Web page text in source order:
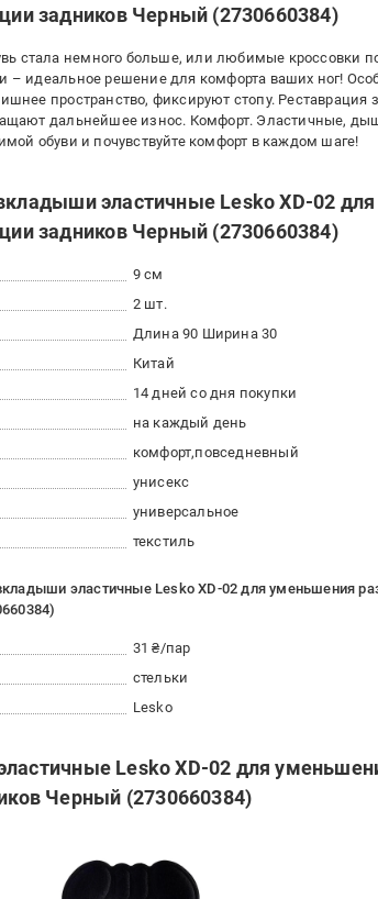
задников Черный (2730660384)
стала немного больше, или любимые кроссовки
идеальное решение для комфорта ваших ног!
пространство, фиксируют стопу. Реставрация
дальнейшее износ. Комфорт. Эластичные,
обуви и почувствуйте комфорт в каждом шаге!
эластичные Lesko XD-02
задников Черный (2730660384)
9 см
2 шт.
Длина 90 Ширина 30
Китай
14 дней со дня покупки
на каждый день
комфорт повседневный
унисекс
универсальное
текстиль
эластичные Lesko XD-02 для уменьшения
31 ₴/пар
стельки
Lesko
Lesko XD-02 для
Черный (2730660384)